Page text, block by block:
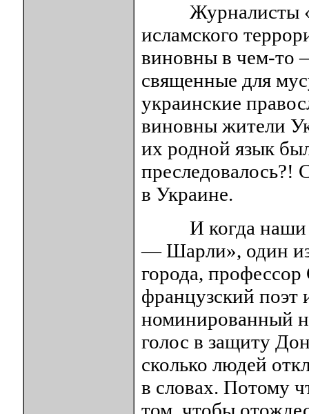
Журналисты
исламского
виновны в чем-то
священные для
украинские
виновны жители
их родной язык
преследовалось?!
в Украине.
И когда наши
— Шарли», один из
города,
французский поэт
номинированный
голос в защиту
сколько людей
в словах. Потому